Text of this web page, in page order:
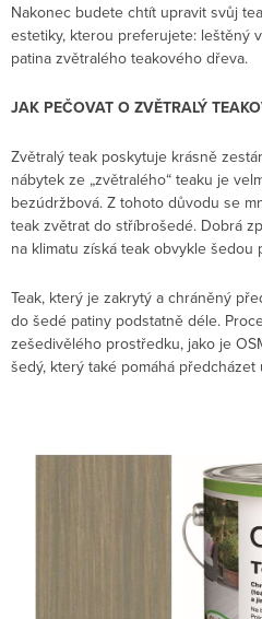
Nakonec budete chtít upravit svůj
estetiky, kterou preferujete: leštěný
patina zvětralého teakového dřeva.
JAK PEČOVAT O ZVĚTRALÝ
Zvětralý teak poskytuje krásně
nábytek ze „zvětralého“ teaku je
bezúdržbová. Z tohoto důvodu se
teak zvětrat do stříbrošedé. Dobrá
na klimatu získá teak obvykle šedou
Teak, který je zakrytý a chráněný
do šedé patiny podstatně déle.
zešedivělého prostředku, jako je
šedý, který také pomáhá